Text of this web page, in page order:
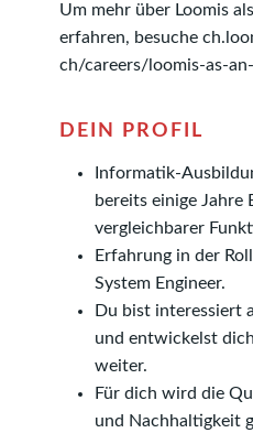
Um mehr über Loomis
erfahren, besuche
ch/careers/loomis-as-
DEIN PROFIL
Informatik-
bereits einige Jahre
vergleichbarer
Erfahrung in der
System Engineer.
Du bist interessiert
und entwickelst
weiter.
Für dich wird die
und Nachhaltigkeit